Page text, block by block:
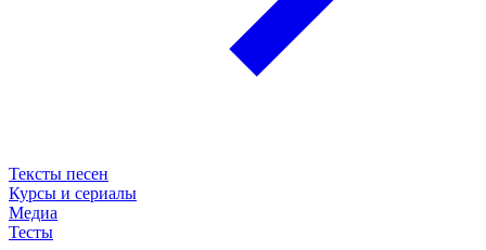
Тексты песен
Курсы и сериалы
Медиа
Тесты